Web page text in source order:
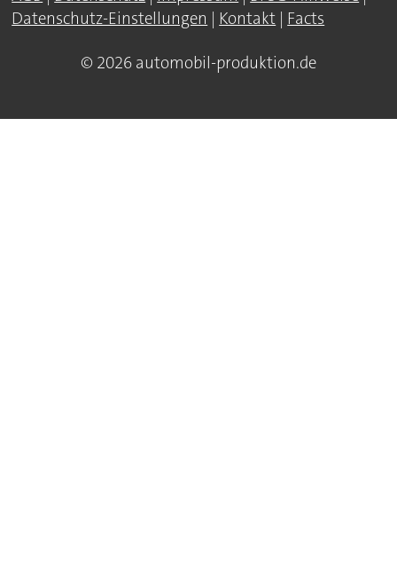
Datenschutz-Einstellungen
Kontakt Facts
© 2026 automobil-produktion.de